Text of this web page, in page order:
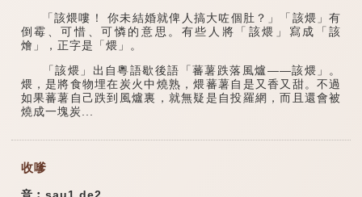
「該煨嘍！ 你未結婚就俾人搞大咗個肚？」「該煨」有
倒霉、可惜、可憐的意思。有些人將「該煨」寫成「該
燴」，正字是「煨」。
「該煨」出自粵語歇後語「蕃薯跌落風爐——該煨」。
煨，是將食物埋在炭火中燒熟，煨蕃薯自是又香又甜。不過
如果蕃薯自己跌到風爐裏，就無疑是自投羅網，而且還會被
燒成一塊炭...
收嗲
音︰sau1 de2